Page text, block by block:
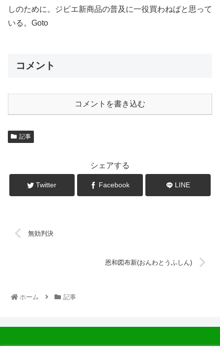
しのために。ジビエ新商品の普及に一役買わねばと思って
いる。Goto
コメント
コメントを書き込む
記事
シェアする
Twitter Facebook LINE
無効判決
恩和図布新(おんわとうふしん)
ホーム 記事